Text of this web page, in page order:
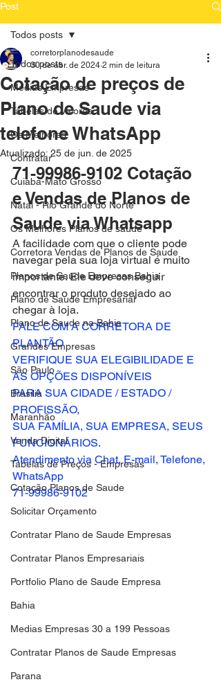
Post
Todos posts
Medias Empresas
Tabelas de Valores
Os Melhores
Contratar
Cuiaba-Mato Grosso
Natal - Rio Grande do Norte
Os Melhores Planos de saude
Corretora Vendas de Planos de Saude
Planos de Saude Empresas Bahia
Plano de Saude Empresarial
Plano de Saude na Bahia
Grandes Empresas
São Paulo
Brasilia
Maranhão
Venda Digital
Tabelas de Preços - Empresas
Cotação Planos de Saude
Solicitar Orçamento
Contratar Plano de Saude Empresas
Contratar Planos Empresariais
Portfolio Plano de Saude Empresa
Bahia
Medias Empresas 30 a 199 Pessoas
Contratar Planos de Saude Empresas
Parana
Todos posts
Cotação de preços de
Plano de Saude via
telefone WhatsApp
corretorplanodesaude
30 de abr. de 2024 2 min de leitura
Atualizado: 25 de jun. de 2025
71-99986-9102 Cotação
e Vendas de Planos de
Saude via Whatsapp
A facilidade com que o cliente pode
navegar pela sua loja virtual é muito
importante. Ele deve conseguir
encontrar o produto desejado ao
chegar à loja.
FALE COM A CORRETORA DE
PLANTÃO
VERIFIQUE SUA ELEGIBILIDADE E
AS OPÇÕES DISPONÍVEIS
PARA SUA CIDADE / ESTADO /
PROFISSÃO,
SUA FAMÍLIA, SUA EMPRESA, SEUS
FUNCIONÁRIOS.
Atendimento via Chat, E-mail, Telefone,
WhatsApp
​71-99986-9102